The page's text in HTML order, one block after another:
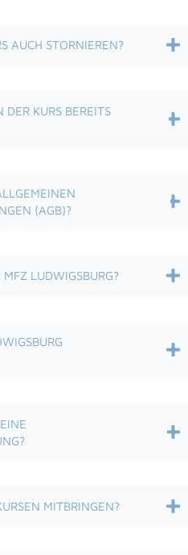
AUCH STORNIEREN?
KURS BEREITS
(AGB)?
LUDWIGSBURG?
MITBRINGEN?